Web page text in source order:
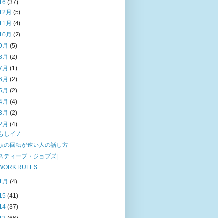
(37)
月(5)
月(4)
月(2)
月(5)
月(2)
月(1)
月(2)
月(2)
月(4)
月(2)
月(4)
しイノ
の回転が速い人の話し方
ティーブ・ジョブズ|
RULES
月(4)
(41)
(37)